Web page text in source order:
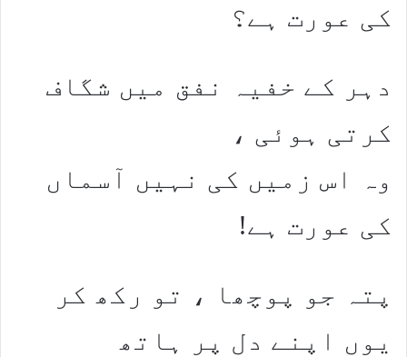
کی عورت ہے؟
دہر کے خفیہ نفق میں شگاف
کرتی ہوئی ،
وہ اس زمیں کی نہیں آسماں
کی عورت ہے!
پتہ جو پوچھا ، تو رکھ کر
یوں اپنے دل پر ہاتھ